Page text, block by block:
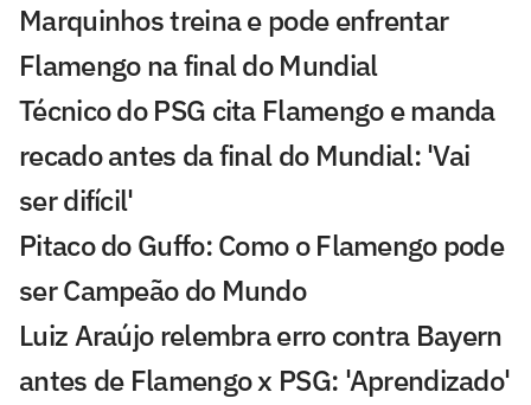
Marquinhos treina e pode enfrentar
Flamengo na final do Mundial
Técnico do PSG cita Flamengo e manda
recado antes da final do Mundial: 'Vai
ser difícil'
Pitaco do Guffo: Como o Flamengo pode
ser Campeão do Mundo
Luiz Araújo relembra erro contra Bayern
antes de Flamengo x PSG: 'Aprendizado'